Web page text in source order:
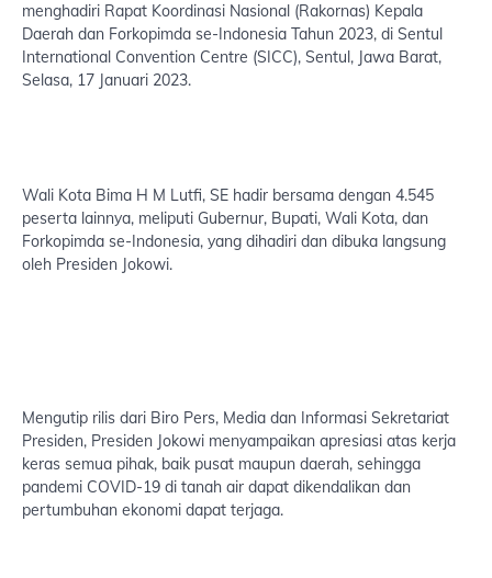
menghadiri Rapat Koordinasi Nasional (Rakornas) Kepala
Daerah dan Forkopimda se-Indonesia Tahun 2023, di Sentul
International Convention Centre (SICC), Sentul, Jawa Barat,
Selasa, 17 Januari 2023.
Wali Kota Bima H M Lutfi, SE hadir bersama dengan 4.545
peserta lainnya, meliputi Gubernur, Bupati, Wali Kota, dan
Forkopimda se-Indonesia, yang dihadiri dan dibuka langsung
oleh Presiden Jokowi.
Mengutip rilis dari Biro Pers, Media dan Informasi Sekretariat
Presiden, Presiden Jokowi menyampaikan apresiasi atas kerja
keras semua pihak, baik pusat maupun daerah, sehingga
pandemi COVID-19 di tanah air dapat dikendalikan dan
pertumbuhan ekonomi dapat terjaga.